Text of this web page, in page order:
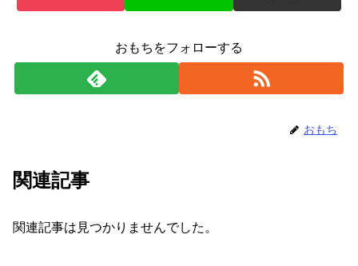
おもちをフォローする
おもち
関連記事
関連記事は見つかりませんでした。